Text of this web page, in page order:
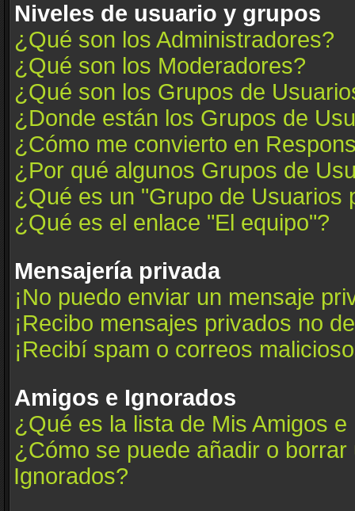
Niveles de usuario y grupos
¿Qué son los Administradores?
¿Qué son los Moderadores?
¿Qué son los Grupos de
¿Donde están los Grupos de
¿Cómo me convierto en
¿Por qué algunos Grupos de
¿Qué es un "Grupo de Usuarios
¿Qué es el enlace "El equipo"?
Mensajería privada
¡No puedo enviar un mensaje
¡Recibo mensajes privados no
¡Recibí spam o correos
Amigos e Ignorados
¿Qué es la lista de Mis Amigos
¿Cómo se puede añadir o
Ignorados?